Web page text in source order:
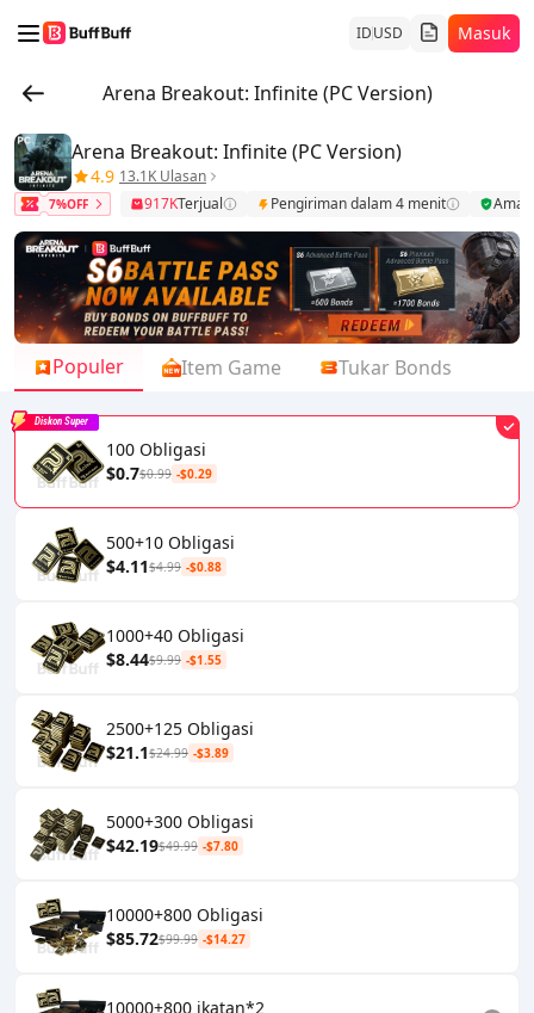
IDUSD Masuk
Arena Breakout: Infinite (PC Version)
Arena Breakout: Infinite (PC Version)
4.9 13.1K Ulasan
7%OFF 917KTerjual Pengiriman dalam 4 menit Aman
Populer Item Game Tukar Bonds
100 Obligasi
$0.7$0.99 -$0.29
Diskon Super
500+10 Obligasi
$4.11$4.99 -$0.88
1000+40 Obligasi
$8.44$9.99 -$1.55
2500+125 Obligasi
$21.1$24.99 -$3.89
5000+300 Obligasi
$42.19$49.99 -$7.80
10000+800 Obligasi
$85.72$99.99 -$14.27
10000+800 ikatan*2